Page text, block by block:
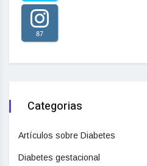
87
Categorias
Artículos sobre Diabetes
Diabetes gestacional